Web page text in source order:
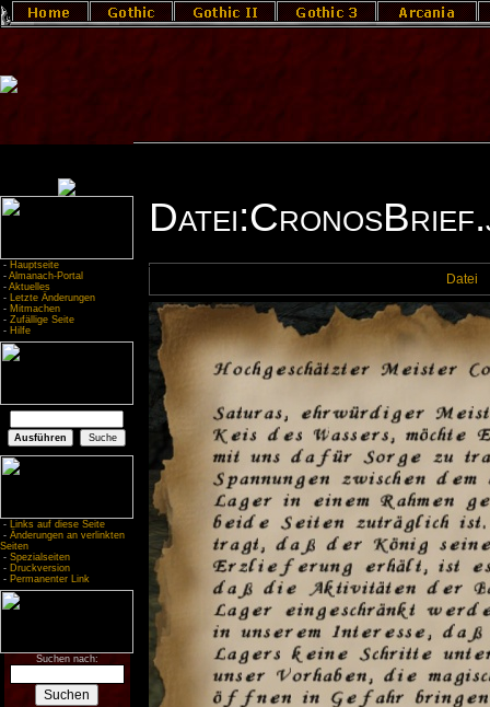
- Hauptseite
- Almanach-Portal
- Aktuelles
- Letzte Änderungen
- Mitmachen
- Zufällige Seite
- Hilfe
- Links auf diese Seite
- Änderungen an verlinkten
Seiten
- Spezialseiten
- Druckversion
- Permanenter Link
Suchen nach:
Datei